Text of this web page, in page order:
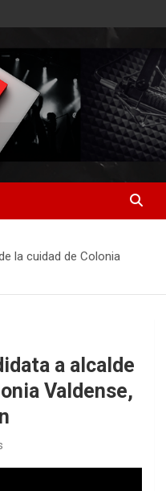
la cuidad de Colonia
a alcalde
Valdense,